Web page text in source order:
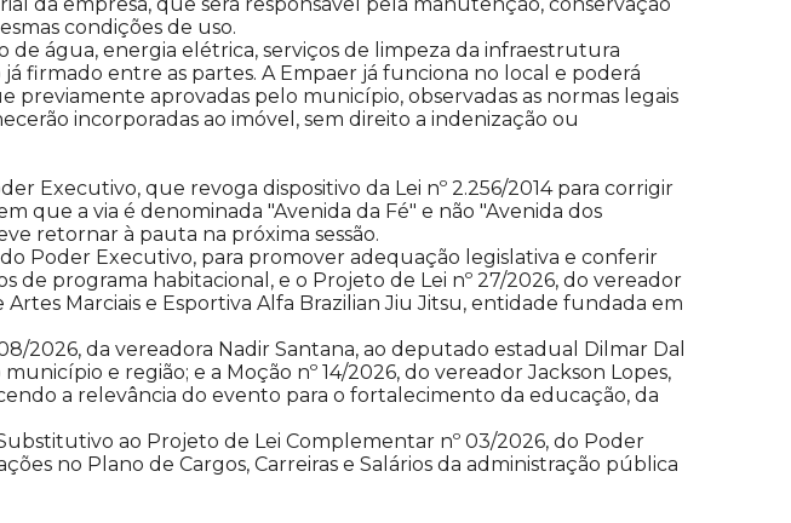
condições de uso.
água, energia elétrica, serviços de limpeza da infraestrutura
firmado entre as partes. A Empaer já funciona no local e poderá
aprovadas pelo município, observadas as normas legais
incorporadas ao imóvel, sem direito a indenização ou
Executivo, que revoga dispositivo da Lei nº 2.256/2014 para corrigir
que a via é denominada "Avenida da Fé" e não "Avenida dos
retornar à pauta na próxima sessão.
Poder Executivo, para promover adequação legislativa e conferir
programa habitacional, e o Projeto de Lei nº 27/2026, do vereador
Marciais e Esportiva Alfa Brazilian Jiu Jitsu, entidade fundada em
2026, da vereadora Nadir Santana, ao deputado estadual Dilmar Dal
e região; e a Moção nº 14/2026, do vereador Jackson Lopes,
a relevância do evento para o fortalecimento da educação, da
ao Projeto de Lei Complementar nº 03/2026, do Poder
no Plano de Cargos, Carreiras e Salários da administração pública